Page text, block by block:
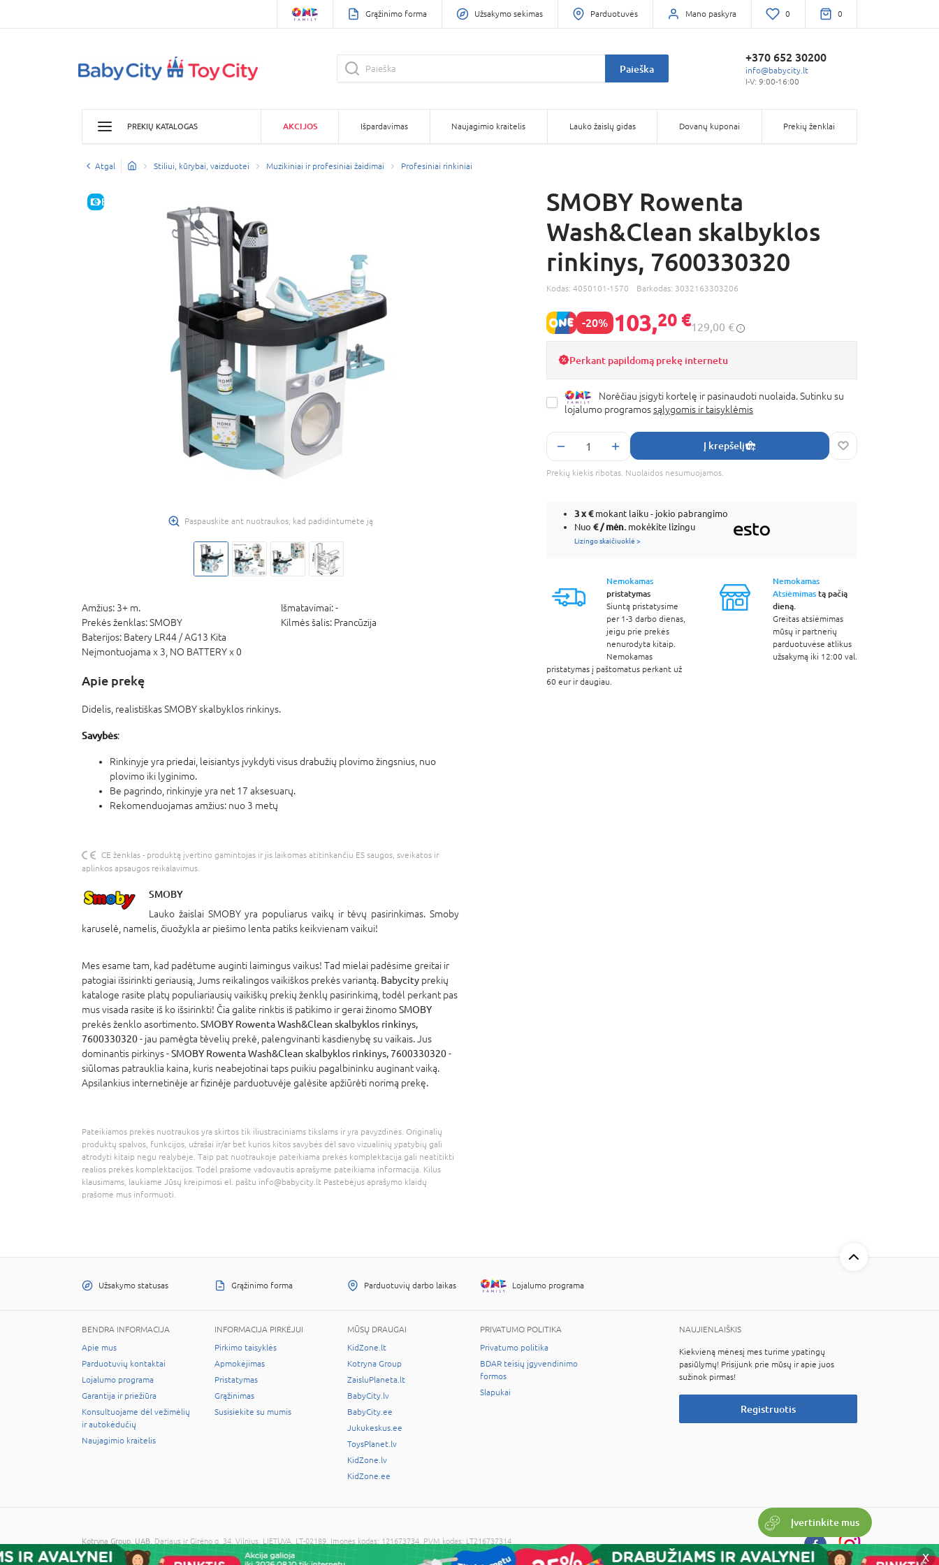
Grąžinimo forma Užsakymo sekimas Parduotuvės Mano paskyra 0 0
Paieška
+370 652 30200
info@babycity.lt
I-V: 9:00-16:00
PREKIŲ KATALOGAS AKCIJOS Išpardavimas Naujagimio kraitelis Lauko žaislų gidas Dovanų kuponai Prekių ženklai
Atgal Stiliui, kūrybai, vaizduotei Muzikiniai ir profesiniai žaidimai Profesiniai rinkiniai
E-KAINA
Paspauskite ant nuotraukos, kad padidintumėte ją
Amžius: 3+ m. Išmatavimai:-
Prekės ženklas:SMOBY Kilmės šalis: Prancūzija
Baterijos: Batery LR44 / AG13 Kita
Neįmontuojama x 3, NO BATTERY x 0
Apie prekę
Didelis, realistiškas SMOBY skalbyklos rinkinys.
Savybės:
Rinkinyje yra priedai, leisiantys įvykdyti visus drabužių plovimo žingsnius, nuo
plovimo iki lyginimo.
Be pagrindo, rinkinyje yra net 17 aksesuarų.
Rekomenduojamas amžius: nuo 3 metų
CE ženklas - produktą įvertino gamintojas ir jis laikomas atitinkančiu ES saugos, sveikatos ir
aplinkos apsaugos reikalavimus.
SMOBY
Lauko žaislai SMOBY yra populiarus vaikų ir tėvų pasirinkimas. Smoby
karuselė, namelis, čiuožykla ar piešimo lenta patiks keikvienam vaikui!
Mes esame tam, kad padėtume auginti laimingus vaikus! Tad mielai padėsime greitai ir
patogiai išsirinkti geriausią, Jums reikalingos vaikiškos prekės variantą. Babycity prekių
kataloge rasite platų populiariausių vaikiškų prekių ženklų pasirinkimą, todėl perkant pas
mus visada rasite iš ko išsirinkti! Čia galite rinktis iš patikimo ir gerai žinomoSMOBY
prekės ženklo asortimento.SMOBY Rowenta Wash&Clean skalbyklos rinkinys,
7600330320- jau pamėgta tėvelių prekė, palengvinanti kasdienybę su vaikais. Jus
dominantis pirkinys -SMOBY Rowenta Wash&Clean skalbyklos rinkinys, 7600330320-
siūlomas patrauklia kaina, kuris neabejotinai taps puikiu pagalbininku auginant vaiką.
Apsilankius internetinėje ar fizinėje parduotuvėje galėsite apžiūrėti norimą prekę.
Pateikiamos prekės nuotraukos yra skirtos tik iliustraciniams tikslams ir yra pavyzdinės. Originalių
produktų spalvos, funkcijos, užrašai ir/ar bet kurios kitos savybės dėl savo vizualinių ypatybių gali
atrodyti kitaip negu realybėje. Taip pat nuotraukoje pateikiama prekės komplektacija gali neatitikti
realios prekės komplektacijos. Todėl prašome vadovautis aprašyme pateikiama informacija. Kilus
klausimams, laukiame Jūsų kreipimosi el. paštu info@babycity.lt Pastebėjus aprašymo klaidų
prašome mus informuoti.
SMOBY Rowenta
Wash&Clean skalbyklos
rinkinys, 7600330320
Kodas: 4050101-1570 Barkodas: 3032163303206
-20% 103,20 €129,00 €
Perkant papildomą prekę internetu
Norėčiau įsigyti kortelę ir pasinaudoti nuolaida. Sutinku su
lojalumo programossąlygomis ir taisyklėmis
Į krepšelį
Prekių kiekis ribotas. Nuolaidos nesumuojamos.
3 x€mokant laiku - jokio pabrangimo
Nuo € / mėn. mokėkite lizingu
Lizingo skaičiuoklė >
Nemokamas
pristatymas
Siuntą pristatysime
per 1-3 darbo dienas,
jeigu prie prekės
nenurodyta kitaip.
Nemokamas
pristatymas į paštomatus perkant už
60 eur ir daugiau.
Nemokamas
Atsiėmimastą pačią
dieną.
Greitas atsiėmimas
mūsų ir partnerių
parduotuvėse atlikus
užsakymą iki 12:00 val.
Įvertinkite mus
X
Užsakymo statusas Grąžinimo forma Parduotuvių darbo laikas Lojalumo programa
BENDRA INFORMACIJA
Apie mus
Parduotuvių kontaktai
Lojalumo programa
Garantija ir priežiūra
Konsultuojame dėl vežimėlių
ir autokėdučių
Naujagimio kraitelis
INFORMACIJA PIRKĖJUI
Pirkimo taisyklės
Apmokėjimas
Pristatymas
Grąžinimas
Susisiekite su mumis
MŪSŲ DRAUGAI
KidZone.lt
Kotryna Group
ZaisluPlaneta.lt
BabyCity.lv
BabyCity.ee
Jukukeskus.ee
ToysPlanet.lv
KidZone.lv
KidZone.ee
PRIVATUMO POLITIKA
Privatumo politika
BDAR teisių įgyvendinimo
formos
Slapukai
NAUJIENLAIŠKIS
Kiekvieną mėnesį mes turime ypatingų
pasiūlymų! Prisijunk prie mūsų ir apie juos
sužinok pirmas!
Registruotis
Kotryna Group, UAB , Dariaus ir Girėno g. 34, Vilnius, LIETUVA, LT-02189, Įmonės kodas: 121673734, PVM kodas: LT216737314
© 2026 Visos teisės saugomos. Kopijuoti informaciją be administracijos sutikimo draudžiama